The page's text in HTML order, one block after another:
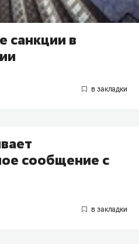
санкции в
сообщение с